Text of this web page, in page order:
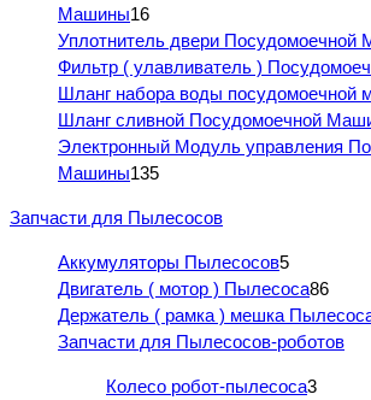
Машины16
Уплотнитель двери Посудомоечной
Фильтр ( улавливатель )
Шланг набора воды посудомоечной
Шланг сливной Посудомоечной
Электронный Модуль управления
Машины135
Запчасти для Пылесосов
Аккумуляторы Пылесосов5
Двигатель ( мотор ) Пылесоса86
Держатель ( рамка ) мешка
Запчасти для Пылесосов-роботов
Колесо робот-пылесоса3